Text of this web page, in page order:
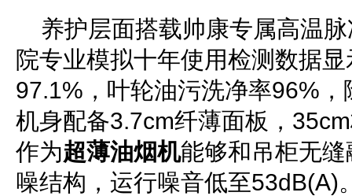
养护层面搭载帅康专属高温
院专业模拟十年使用检测数据
97.1%，叶轮油污洗净率96%
机身配备3.7cm纤薄面板，
作为超薄油烟机能够和吊柜无
噪结构，运行噪音低至53dB(A)